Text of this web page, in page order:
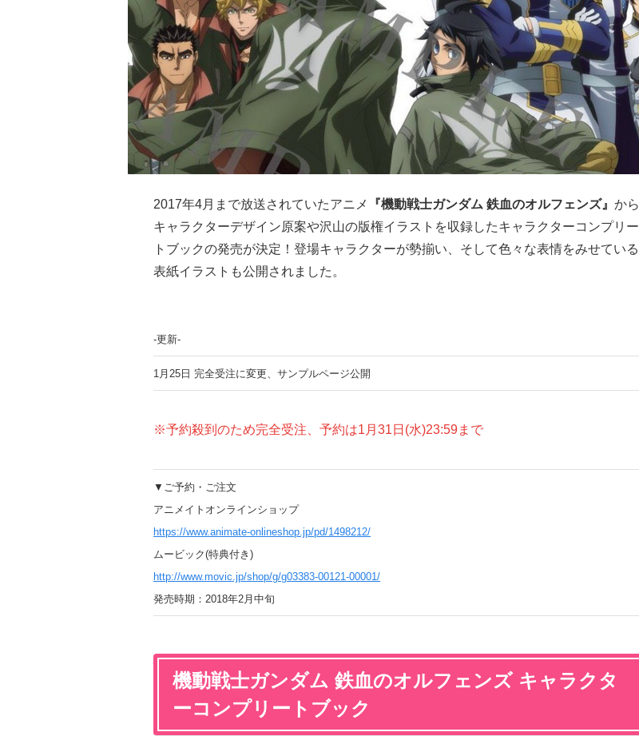
2017年4月まで放送されていたアニメ 『機動戦士ガンダム 鉄血のオルフェンズ』 から
キャラクターデザイン原案や沢山の版権イラストを収録したキャラクターコンプリー
トブックの発売が決定！登場キャラクターが勢揃い、そして色々な表情をみせている
表紙イラストも公開されました。
-更新-
1月25日 完全受注に変更、サンプルページ公開
※予約殺到のため完全受注、予約は1月31日(水)23:59まで
▼ご予約・ご注文
アニメイトオンラインショップ
https://www.animate-onlineshop.jp/pd/1498212/
ムービック(特典付き)
http://www.movic.jp/shop/g/g03383-00121-00001/
発売時期：2018年2月中旬
機動戦士ガンダム 鉄血のオルフェンズ キャラクタ
ーコンプリートブック